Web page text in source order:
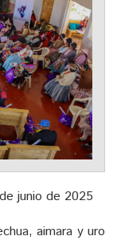
junio de 2025
aimara y uro